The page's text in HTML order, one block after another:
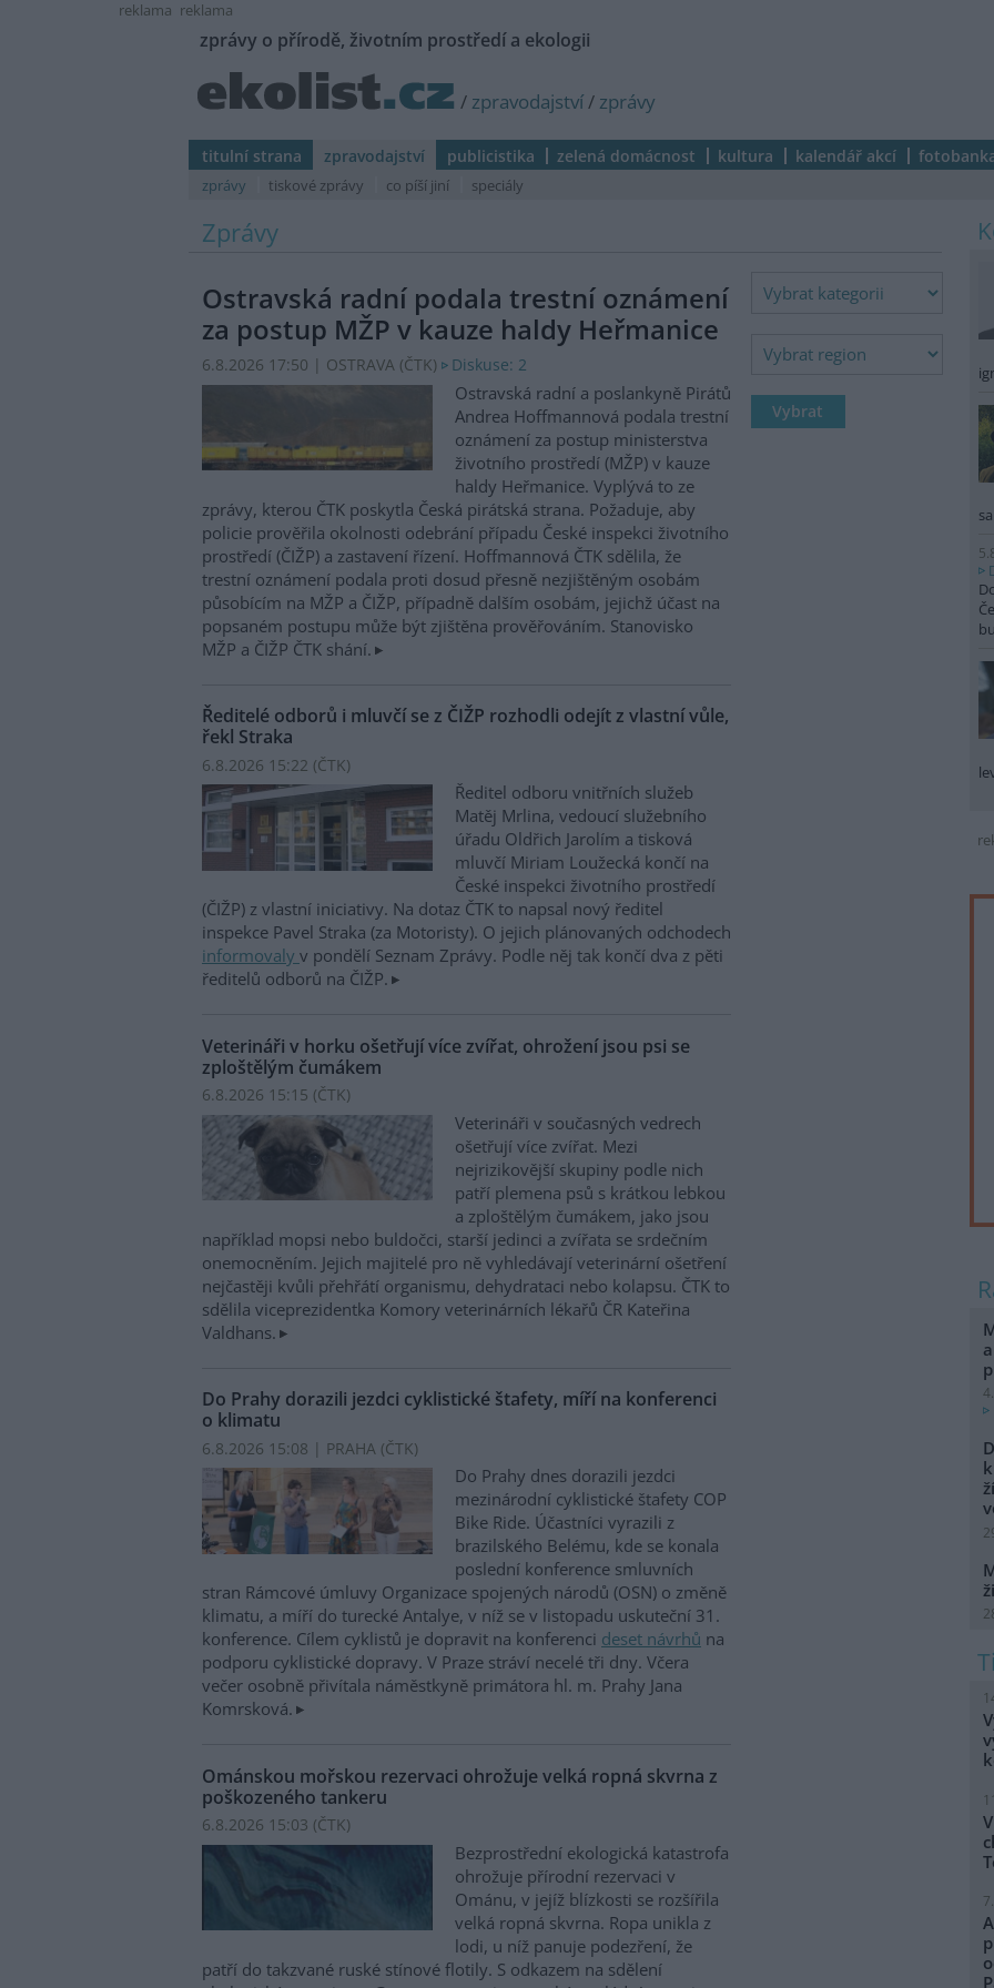
reklama reklama
zprávy o přírodě, životním prostředí a ekologii
/ zpravodajství/ zprávy
titulní strana zpravodajství publicistika zelená domácnost kultura kalendář akcí
zprávy tiskové zprávy co píší jiní speciály
Zprávy
Ostravská radní podala trestní oznámení
za postup MŽP v kauze haldy Heřmanice
6.8.2026 17:50 | OSTRAVA (ČTK) Diskuse: 2
Ostravská radní a poslankyně Pirátů
Andrea Hoffmannová podala trestní
oznámení za postup ministerstva
životního prostředí (MŽP) v kauze
haldy Heřmanice. Vyplývá to ze
zprávy, kterou ČTK poskytla Česká pirátská strana. Požaduje, aby
policie prověřila okolnosti odebrání případu České inspekci životního
prostředí (ČIŽP) a zastavení řízení. Hoffmannová ČTK sdělila, že
trestní oznámení podala proti dosud přesně nezjištěným osobám
působícím na MŽP a ČIŽP, případně dalším osobám, jejichž účast na
popsaném postupu může být zjištěna prověřováním. Stanovisko
MŽP a ČIŽP ČTK shání.
Ředitelé odborů i mluvčí se z ČIŽP rozhodli odejít z vlastní vůle,
řekl Straka
6.8.2026 15:22 (ČTK)
Ředitel odboru vnitřních služeb
Matěj Mrlina, vedoucí služebního
úřadu Oldřich Jarolím a tisková
mluvčí Miriam Loužecká končí na
České inspekci životního prostředí
(ČIŽP) z vlastní iniciativy. Na dotaz ČTK to napsal nový ředitel
inspekce Pavel Straka (za Motoristy). O jejich plánovaných odchodech
informovaly v pondělí Seznam Zprávy. Podle něj tak končí dva z pěti
ředitelů odborů na ČIŽP.
Veterináři v horku ošetřují více zvířat, ohrožení jsou psi se
zploštělým čumákem
6.8.2026 15:15 (ČTK)
Veterináři v současných vedrech
ošetřují více zvířat. Mezi
nejrizikovější skupiny podle nich
patří plemena psů s krátkou lebkou
a zploštělým čumákem, jako jsou
například mopsi nebo buldočci, starší jedinci a zvířata se srdečním
onemocněním. Jejich majitelé pro ně vyhledávají veterinární ošetření
nejčastěji kvůli přehřátí organismu, dehydrataci nebo kolapsu. ČTK to
sdělila viceprezidentka Komory veterinárních lékařů ČR Kateřina
Valdhans.
Do Prahy dorazili jezdci cyklistické štafety, míří na konferenci
o klimatu
6.8.2026 15:08 | PRAHA (ČTK)
Do Prahy dnes dorazili jezdci
mezinárodní cyklistické štafety COP
Bike Ride. Účastníci vyrazili z
brazilského Belému, kde se konala
poslední konference smluvních
stran Rámcové úmluvy Organizace spojených národů (OSN) o změně
klimatu, a míří do turecké Antalye, v níž se v listopadu uskuteční 31.
konference. Cílem cyklistů je dopravit na konferenci deset návrhů na
podporu cyklistické dopravy. V Praze stráví necelé tři dny. Včera
večer osobně přivítala náměstkyně primátora hl. m. Prahy Jana
Komrsková.
Ománskou mořskou rezervaci ohrožuje velká ropná skvrna z
poškozeného tankeru
6.8.2026 15:03 (ČTK)
Bezprostřední ekologická katastrofa
ohrožuje přírodní rezervaci v
Ománu, v jejíž blízkosti se rozšířila
velká ropná skvrna. Ropa unikla z
lodi, u níž panuje podezření, že
patří do takzvané ruské stínové flotily. S odkazem na sdělení